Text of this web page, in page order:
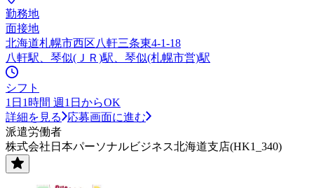
勤務地
面接地
北海道札幌市西区八軒三条東4-1-18
八軒駅、琴似(ＪＲ)駅、琴似(札幌市営)駅
シフト
1日1時間 週1日からOK
詳細を見る
応募画面に進む
派遣労働者
株式会社日本パーソナルビジネス北海道支店(HK1_340)